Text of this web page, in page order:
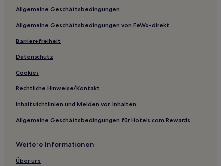
Hotels nahe Straßenbahnhaltestelle Galenusstraße
Hotels nahe S-Bahnhof S Bornholmer Straße
Hotels nahe Straßenbahnhaltestelle Falkenberg
Hotels nahe Straßenbahnhaltestelle S+U Hauptbahnhof
Hotels nahe Straßenbahnhaltestelle Niederbarnimstraße
Deutschland: Hotels
Hotels nahe Straßenbahnhaltestelle Am Friedrichshain
Hotels nahe Straßenbahnhaltestelle Kuckhoffstraße
Hotels nahe Straßenbahnhaltestelle Lerchenfelder
Straße
Allgemeine Geschäftsbedingungen
Allgemeine Geschäftsbedingungen von FeWo-direkt
Barrierefreiheit
Datenschutz
Cookies
Rechtliche Hinweise/Kontakt
Inhaltsrichtlinien und Melden von Inhalten
Allgemeine Geschäftsbedingungen für Hotels.com Rewards
Weitere Informationen
Über uns